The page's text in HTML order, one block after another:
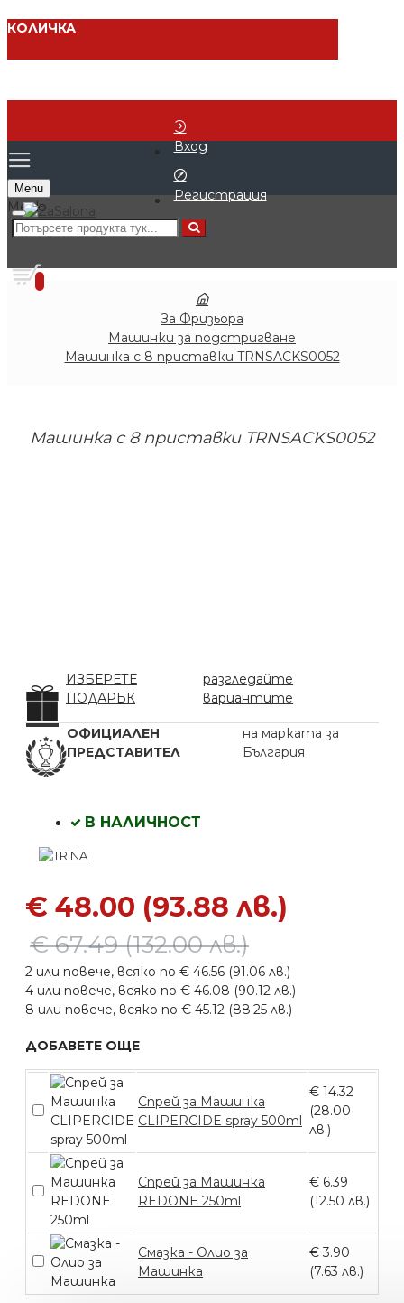
КОЛИЧКА
Вход
Регистрация
Menu
0
За Фризьора
Машинки за подстригване
Машинка с 8 приставки TRNSACKS0052
Машинка с 8 приставки TRNSACKS0052
ИЗБЕРЕТЕ
ПОДАРЪК
разгледайте
вариантите
ОФИЦИАЛЕН
ПРЕДСТАВИТЕЛ
на марката за
България
€ 48.00 (93.88 лв.)
€ 67.49 (132.00 лв.)
2 или повече, всяко по € 46.56 (91.06 лв.)
4 или повече, всяко по € 46.08 (90.12 лв.)
8 или повече, всяко по € 45.12 (88.25 лв.)
В НАЛИЧНОСТ
ДОБАВЕТЕ ОЩЕ
Спрей за Машинка
CLIPERCIDE spray 500ml
€ 14.32
(28.00
лв.)
Спрей за Машинка
REDONE 250ml
€ 6.39
(12.50 лв.)
Смазка - Олио за
Машинка
€ 3.90
(7.63 лв.)